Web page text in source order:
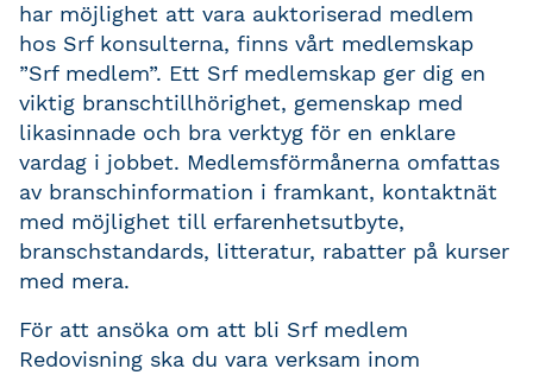
har möjlighet att vara auktoriserad medlem
hos Srf konsulterna, finns vårt medlemskap
”Srf medlem”. Ett Srf medlemskap ger dig en
viktig branschtillhörighet, gemenskap med
likasinnade och bra verktyg för en enklare
vardag i jobbet. Medlemsförmånerna omfattas
av branschinformation i framkant, kontaktnät
med möjlighet till erfarenhetsutbyte,
branschstandards, litteratur, rabatter på kurser
med mera.
För att ansöka om att bli Srf medlem
Redovisning ska du vara verksam inom